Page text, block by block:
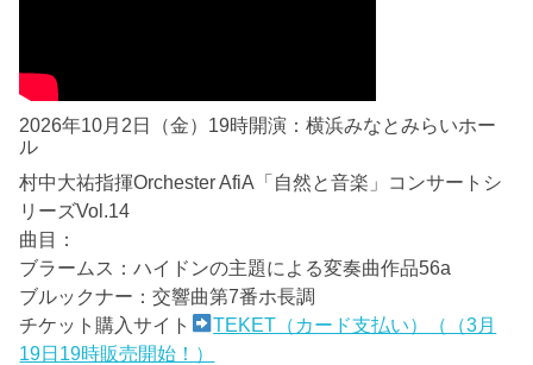
2026年10月2日（金）19時開演：横浜みなとみらいホー
ル
村中大祐指揮Orchester AfiA「自然と音楽」コンサートシ
リーズVol.14
曲目：
ブラームス：ハイドンの主題による変奏曲作品56a
ブルックナー：交響曲第7番ホ長調
チケット購入サイト
TEKET（カード支払い）（（3月
19日19時販売開始！）